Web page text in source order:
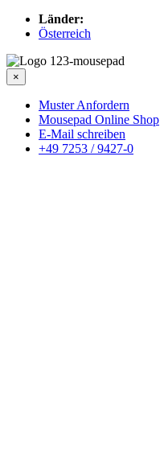
Länder:
Österreich
×
Muster Anfordern
Mousepad Online Shop
E-Mail schreiben
+49 7253 / 9427-0